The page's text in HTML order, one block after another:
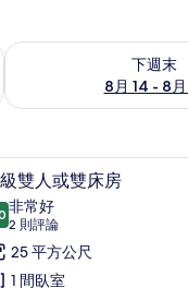
下週末
8月 14 - 8月
查看下週末 (8月 14 - 8
免費無線上網
6 雙人或雙床房
分，滿分 10 分
非常好
2 則評論
(2
則
評
25 平方公尺
1 間臥室